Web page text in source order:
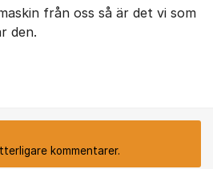
från oss så är det vi som
den.
kommentarer.